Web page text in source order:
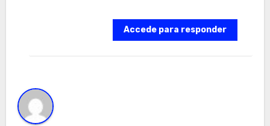
Accede para responder